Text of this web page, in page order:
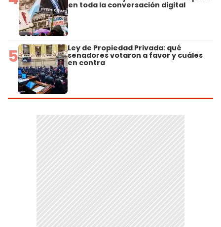
en toda la conversación digital
5 Ley de Propiedad Privada: qué
senadores votaron a favor y cuáles
en contra